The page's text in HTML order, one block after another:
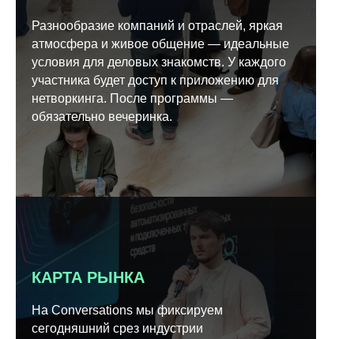
Разнообразие компаний и отраслей, яркая
атмосфера и живое общение — идеальные
условия для деловых знакомств. У каждого
участника будет доступ к приложению для
нетворкинга. После программы —
обязательно вечеринка.
КАРТА РЫНКА
На Conversations мы фиксируем
сегодняшний срез индустрии